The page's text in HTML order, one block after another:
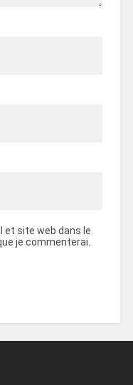
et site web dans le
je commenterai.